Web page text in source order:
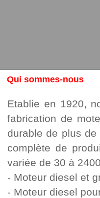
Qui sommes-nous
Etablie en 1920,
fabrication de
durable de plus
complète de
variée de 30 à
- Moteur diesel et
- Moteur diesel